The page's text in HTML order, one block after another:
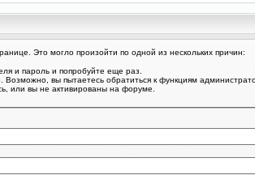
Это могло произойти по одной из нескольких причин:
и пароль и попробуйте еще раз.
вы пытаетесь обратиться к функциям
или вы не активированы на форуме.